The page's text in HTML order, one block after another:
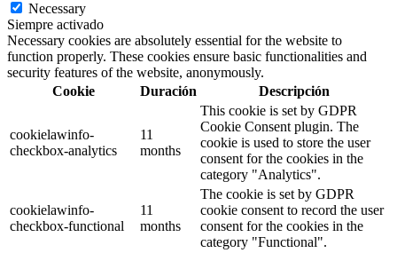
Necessary
Siempre activado
Necessary cookies are absolutely essential for the website to
function properly. These cookies ensure basic functionalities and
security features of the website, anonymously.
Cookie
Duración Descripción
cookielawinfo-
checkbox-analytics
11
months
This cookie is set by GDPR
Cookie Consent plugin. The
cookie is used to store the user
consent for the cookies in the
category "Analytics".
cookielawinfo-
checkbox-functional
11
months
The cookie is set by GDPR
cookie consent to record the user
consent for the cookies in the
category "Functional".